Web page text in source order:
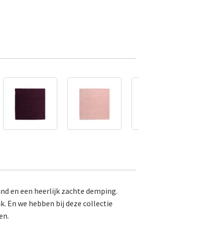
en een heerlijk zachte demping.
En we hebben bij deze collectie